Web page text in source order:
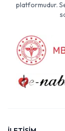
platformudur.